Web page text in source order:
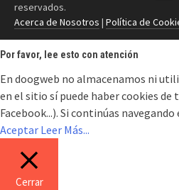
reservados.
Acerca de Nosotros | Política de
Por favor, lee esto con atención
En doogweb no almacenamos ni
en el sitio sí puede haber cookies de
Facebook...). Si continúas
Aceptar Leer Más...
Cerrar